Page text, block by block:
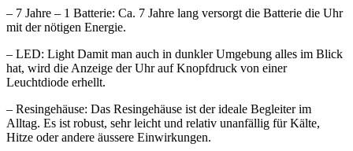
– 7 Jahre – 1 Batterie: Ca. 7 Jahre lang versorgt die Batterie die Uhr
mit der nötigen Energie.
– LED: Light Damit man auch in dunkler Umgebung alles im Blick
hat, wird die Anzeige der Uhr auf Knopfdruck von einer
Leuchtdiode erhellt.
– Resingehäuse: Das Resingehäuse ist der ideale Begleiter im
Alltag. Es ist robust, sehr leicht und relativ unanfällig für Kälte,
Hitze oder andere äussere Einwirkungen.